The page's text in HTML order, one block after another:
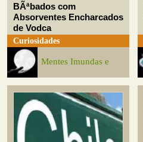
BÃªbados com
Absorventes Encharcados
de Vodca
Curiosidades
Mentes Imundas e